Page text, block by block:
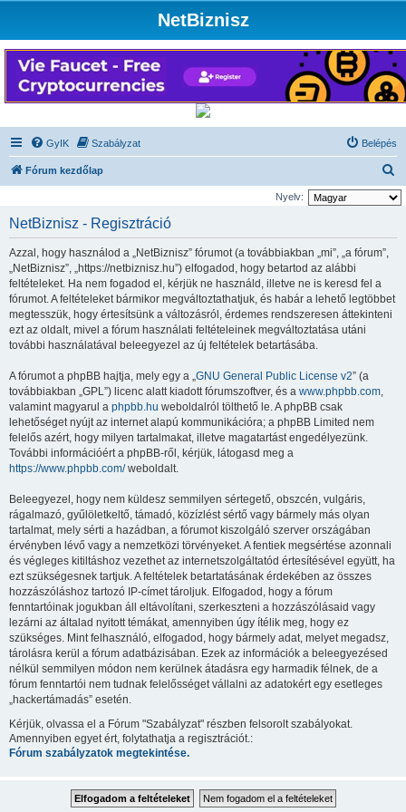
NetBiznisz
GyIK Szabályzat Belépés
Fórum kezdőlap
e
Nyelv:
NetBiznisz - Regisztráció
Azzal, hogy használod a „NetBiznisz” fórumot (a továbbiakban „mi”, „a fórum”,
„NetBiznisz”, „https://netbiznisz.hu”) elfogadod, hogy betartod az alábbi
feltételeket. Ha nem fogadod el, kérjük ne használd, illetve ne is keresd fel a
fórumot. A feltételeket bármikor megváltoztathatjuk, és habár a lehető legtöbbet
megtesszük, hogy értesítsünk a változásról, érdemes rendszeresen áttekinteni
ezt az oldalt, mivel a fórum használati feltételeinek megváltoztatása utáni
további használatával beleegyezel az új feltételek betartásába.
A fórumot a phpBB hajtja, mely egy a „GNU General Public License v2” (a
továbbiakban „GPL”) licenc alatt kiadott fórumszoftver, és a www.phpbb.com,
valamint magyarul a phpbb.hu weboldalról tölthető le. A phpBB csak
lehetőséget nyújt az internet alapú kommunikációra; a phpBB Limited nem
felelős azért, hogy milyen tartalmakat, illetve magatartást engedélyezünk.
További információért a phpBB-ről, kérjük, látogasd meg a
https://www.phpbb.com/weboldalt.
Beleegyezel, hogy nem küldesz semmilyen sértegető, obszcén, vulgáris,
rágalmazó, gyűlöletkeltő, támadó, közízlést sértő vagy bármely más olyan
tartalmat, mely sérti a hazádban, a fórumot kiszolgáló szerver országában
érvényben lévő vagy a nemzetközi törvényeket. A fentiek megsértése azonnali
és végleges kitiltáshoz vezethet az internetszolgáltatód értesítésével együtt, ha
ezt szükségesnek tartjuk. A feltételek betartatásának érdekében az összes
hozzászóláshoz tartozó IP-címet tároljuk. Elfogadod, hogy a fórum
fenntartóinak jogukban áll eltávolítani, szerkeszteni a hozzászólásaid vagy
lezárni az általad nyitott témákat, amennyiben úgy ítélik meg, hogy ez
szükséges. Mint felhasználó, elfogadod, hogy bármely adat, melyet megadsz,
tárolásra kerül a fórum adatbázisában. Ezek az információk a beleegyezésed
nélkül semmilyen módon nem kerülnek átadásra egy harmadik félnek, de a
fórum fenntartói nem tudnak felelősséget vállalni az adatokért egy esetleges
„hackertámadás” esetén.
Kérjük, olvassa el a Fórum "Szabályzat" részben felsorolt szabályokat.
Amennyiben egyet ért, folytathatja a regisztrációt.:
Fórum szabályzatok megtekintése.